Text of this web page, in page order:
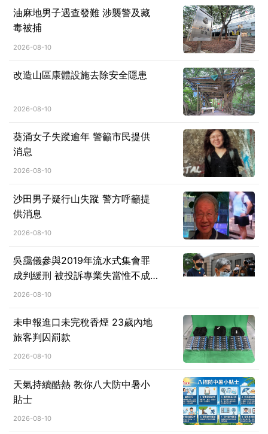
油麻地男子遇查發難 涉襲警及藏
毒被捕
2026-08-10
改造山區康體設施去除安全隱患
2026-08-10
葵涌女子失蹤逾年 警籲市民提供
消息
2026-08-10
沙田男子疑行山失蹤 警方呼籲提
供消息
2026-08-10
吳靄儀參與2019年流水式集會罪
成判緩刑 被投訴專業失當惟不成
立 大律師公會提覆核求推翻判決
2026-08-10
未申報進口未完稅香煙 23歲內地
旅客判囚罰款
2026-08-10
天氣持續酷熱 教你八大防中暑小
貼士
2026-08-10